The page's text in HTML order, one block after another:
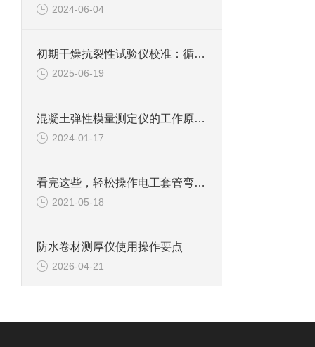
2024-06-04
初期干燥抗裂性试验仪校准：循规蹈矩，保障测准
2025-06-19
混凝土弹性模量测定仪的工作原理与应用
2024-01-17
看完这些，轻松操作电工套管弯曲固定装置
2021-05-18
防水卷材测厚仪使用操作要点
2026-04-21